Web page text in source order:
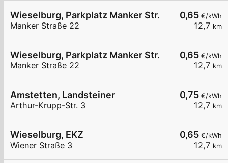
0,65 €/kWh
12,7 km
Wieselburg, Parkplatz Manker Str.
Manker Straße 22
0,65 €/kWh
12,7 km
Wieselburg, Parkplatz Manker Str.
Manker Straße 22
0,75 €/kWh
12,7 km
Amstetten, Landsteiner
Arthur-Krupp-Str. 3
0,65 €/kWh
12,7 km
Wieselburg, EKZ
Wiener Straße 3